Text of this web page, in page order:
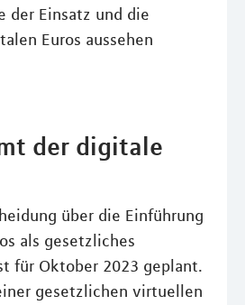
der Einsatz und die
Euros aussehen
der digitale
über die Einführung
als gesetzliches
für Oktober 2023 geplant.
gesetzlichen virtuellen